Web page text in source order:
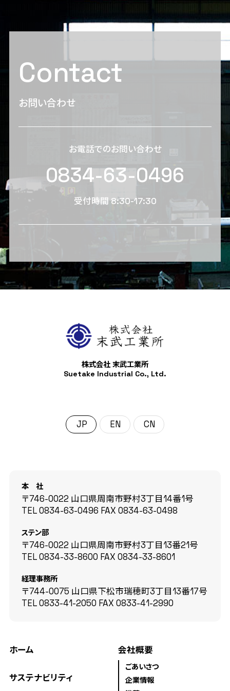
Contact
お問い合わせ
お電話でのお問い合わせ
0834-63-0496
受付時間 8:30-17:30
株式会社 末武工業所
Suetake Industrial Co., Ltd.
日本語 English 中文 (中国)
本 社
〒746-0022 山口県周南市野村3丁目14番1号
TEL0834-63-0496 FAX 0834-63-0498
ステン部
〒746-0022 山口県周南市野村3丁目13番21号
TEL0834-33-8600 FAX 0834-33-8601
経理事務所
〒744-0075 山口県下松市瑞穂町3丁目13番17号
TEL0833-41-2050 FAX 0833-41-2990
ホーム
サステナビリティ
会社概要
ごあいさつ
企業情報